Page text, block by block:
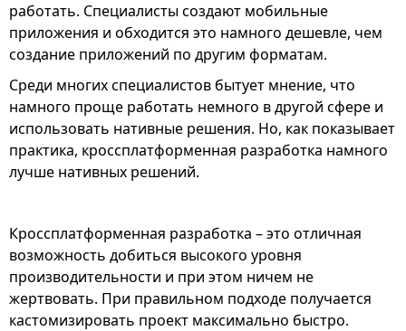
работать. Специалисты создают мобильные
приложения и обходится это намного дешевле, чем
создание приложений по другим форматам.
Среди многих специалистов бытует мнение, что
намного проще работать немного в другой сфере и
использовать нативные решения. Но, как показывает
практика, кроссплатформенная разработка намного
лучше нативных решений.
Кроссплатформенная разработка – это отличная
возможность добиться высокого уровня
производительности и при этом ничем не
жертвовать. При правильном подходе получается
кастомизировать проект максимально быстро.